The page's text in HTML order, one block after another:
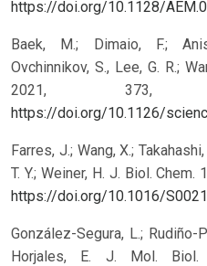
https://doi.org/10.1128/
Baek, M.; Dimaio, F.;
Ovchinnikov, S., Lee, G. R.;
2021, 373,
https://doi.org/10.1126/
Farres, J.; Wang, X.;
T. Y.; Weiner, H. J. Biol.
https://doi.org/10.1016/
González-Segura, L.; Rudiño-
Horjales, E. J. Mol. Biol.